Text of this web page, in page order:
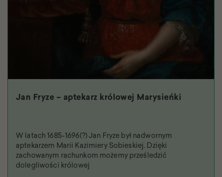
Jan Fryze – aptekarz królowej Marysieńki
W latach 1685-1696(?) Jan Fryze był nadwornym
aptekarzem Marii Kazimiery Sobieskiej. Dzięki
zachowanym rachunkom możemy prześledzić
dolegliwości królowej